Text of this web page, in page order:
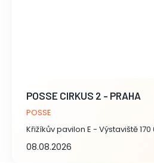
POSSE CIRKUS 2 - PRAHA
POSSE
Křižíkův pavilon E - Výstaviště
08.08.2026